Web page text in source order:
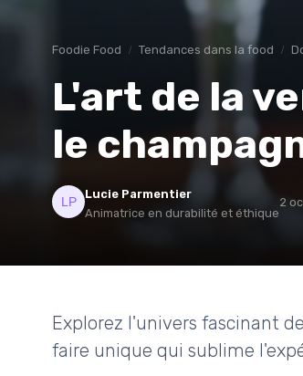
Foodie Food Tendances dans la food
L'art de la
le
Lucie Parmentier
Animatrice en durabilité et éthique
2
Explorez l'univers fascinant
faire unique qui sublime